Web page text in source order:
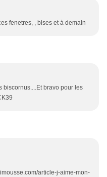
fenetres, , bises et à demain
biscornus....Et bravo pour les
article-j-aime-mon-